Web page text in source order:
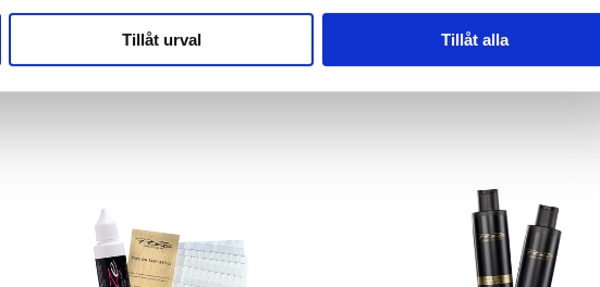
vidarebefordrar även sådana identifierare och annan information från din
som vi samarbetar med. Dessa kan i sin tur kombinera
eller som de har samlat in när du har använt deras tjänster.
Tillåt urval Tillåt alla